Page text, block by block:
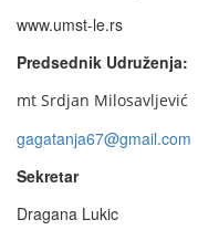
www.umst-le.rs
Predsednik Udruženja:
mt Srdjan Milosavljević
gagatanja67@gmail.com
Sekretar
Dragana Lukic